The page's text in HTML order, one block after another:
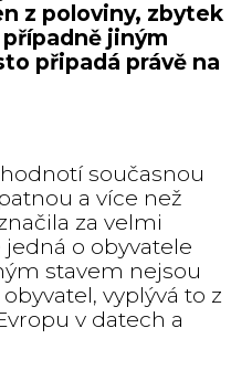
z poloviny, zbytek
jiným
připadá právě na
současnou
a více než
za velmi
o obyvatele
stavem nejsou
vyplývá to z
v datech a